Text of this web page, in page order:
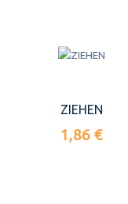
ZIEHEN
1,86 €